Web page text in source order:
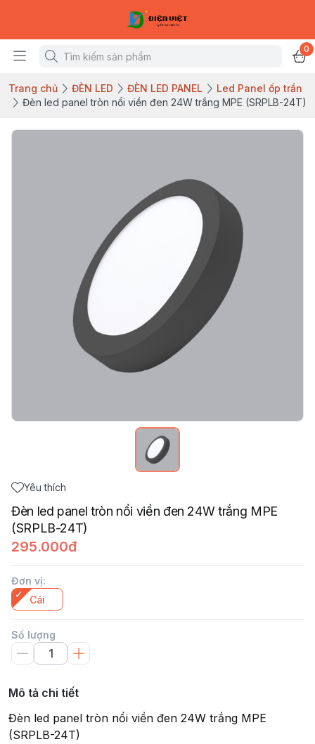
0
Trang chủ ĐÈN LED ĐÈN LED PANEL
Led Panel ốp trần
Đèn led panel tròn nổi viền đen 24W trắng MPE (SRPLB-24T)
Yêu thích
Đèn led panel tròn nổi viền đen 24W trắng MPE
(SRPLB-24T)
295.000đ
Đơn vị:
Cái
Số lượng
Mô tả chi tiết
Đèn led panel tròn nổi viền đen 24W trắng MPE
(SRPLB-24T)